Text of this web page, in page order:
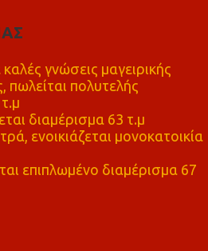
γνώσεις μαγειρικής
πολυτελής
διαμέρισμα 63 τ.μ
ενοικιάζεται μονοκατοικία
επιπλωμένο διαμέρισμα 67